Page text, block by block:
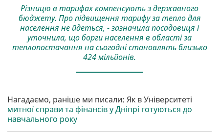
Різницю в тарифах компенсують з державного
бюджету. Про підвищення тарифу за тепло для
населення не йдеться, - зазначила посадовиця і
уточнила, що борги населення в області за
теплопостачання на сьогодні становлять близько
424 мільйонів.
Нагадаємо, раніше ми писали: Як в Університеті
митної справи та фінансів у Дніпрі готуються до
навчального року